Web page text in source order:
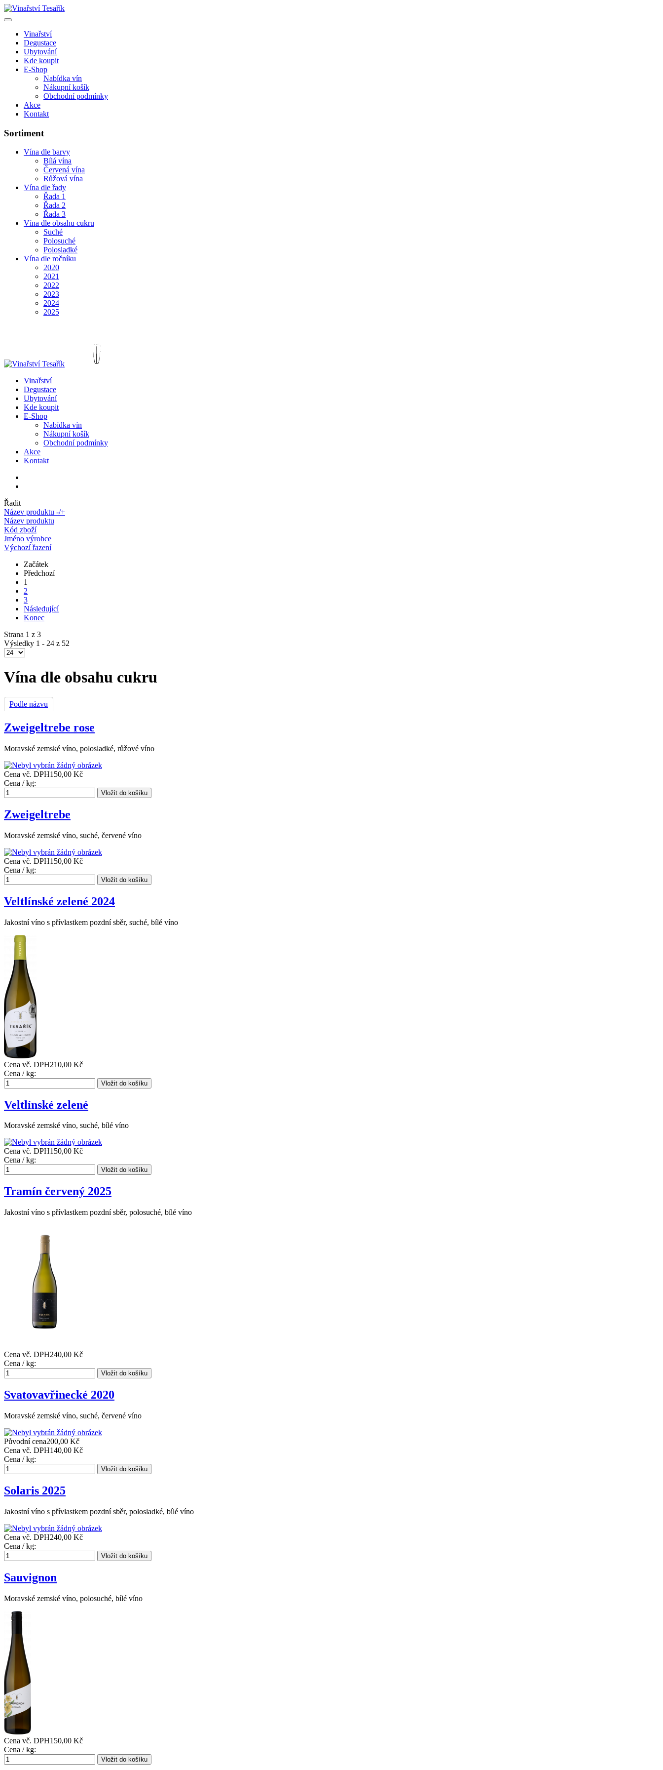
Vinařství
Degustace
Ubytování
Kde koupit
E-Shop
Nabídka vín
Nákupní košík
Obchodní podmínky
Akce
Kontakt
Sortiment
Vína dle barvy
Bílá vína
Červená vína
Růžová vína
Vína dle řady
Řada 1
Řada 2
Řada 3
Vína dle obsahu cukru
Suché
Polosuché
Polosladké
Vína dle ročníku
2020
2021
2022
2023
2024
2025
Vinařství
Degustace
Ubytování
Kde koupit
E-Shop
Nabídka vín
Nákupní košík
Obchodní podmínky
Akce
Kontakt
Řadit
Název produktu -/+
Název produktu
Kód zboží
Jméno výrobce
Výchozí řazení
Začátek
Předchozí
1
2
3
Následující
Konec
Strana 1 z 3
Výsledky 1 - 24 z 52
Vína dle obsahu cukru
Podle názvu
Zweigeltrebe rose
Moravské zemské víno, polosladké, růžové víno
Cena vč. DPH150,00 Kč
Cena / kg:
Zweigeltrebe
Moravské zemské víno, suché, červené víno
Cena vč. DPH150,00 Kč
Cena / kg:
Veltlínské zelené 2024
Jakostní víno s přívlastkem pozdní sběr, suché, bílé víno
Cena vč. DPH210,00 Kč
Cena / kg:
Veltlínské zelené
Moravské zemské víno, suché, bílé víno
Cena vč. DPH150,00 Kč
Cena / kg:
Tramín červený 2025
Jakostní víno s přívlastkem pozdní sběr, polosuché, bílé víno
Cena vč. DPH240,00 Kč
Cena / kg:
Svatovavřinecké 2020
Moravské zemské víno, suché, červené víno
Původní cena200,00 Kč
Cena vč. DPH140,00 Kč
Cena / kg:
Solaris 2025
Jakostní víno s přívlastkem pozdní sběr, polosladké, bílé víno
Cena vč. DPH240,00 Kč
Cena / kg:
Sauvignon
Moravské zemské víno, polosuché, bílé víno
Cena vč. DPH150,00 Kč
Cena / kg: